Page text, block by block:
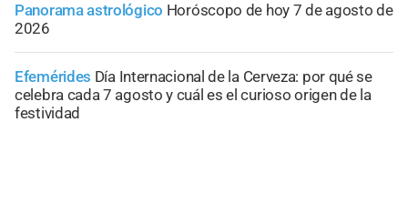
Panorama astrológico Horóscopo de hoy 7 de agosto de
2026
Efemérides Día Internacional de la Cerveza: por qué se
celebra cada 7 agosto y cuál es el curioso origen de la
festividad